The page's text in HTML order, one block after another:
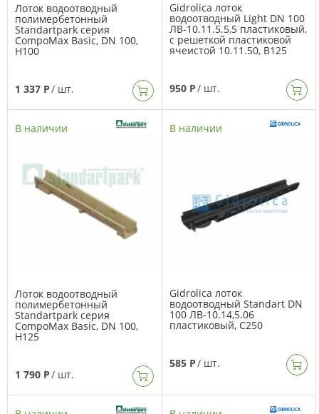
Лоток водоотводный
полимербетонный
Standartpark серия
CompoMax Basic, DN 100,
H100
1 337 Р/ шт.
Gidrolica лоток
водоотводный Light DN 100
ЛВ-10.11.5.5,5 пластиковый,
с решеткой пластиковой
ячеистой 10.11.50, B125
950 Р/ шт.
В наличии
Лоток водоотводный
полимербетонный
Standartpark серия
CompoMax Basic, DN 100,
H125
1 790 Р/ шт.
В наличии
Gidrolica лоток
водоотводный Standart DN
100 ЛВ-10.14,5.06
пластиковый, C250
585 Р/ шт.